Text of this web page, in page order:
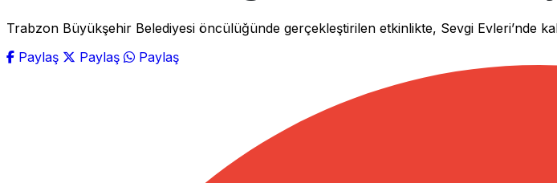
Trabzon Büyükşehir Belediyesi öncülüğünde gerçekleştirilen etkinlikte, Sevgi Evleri’nde
Paylaş
Paylaş Paylaş